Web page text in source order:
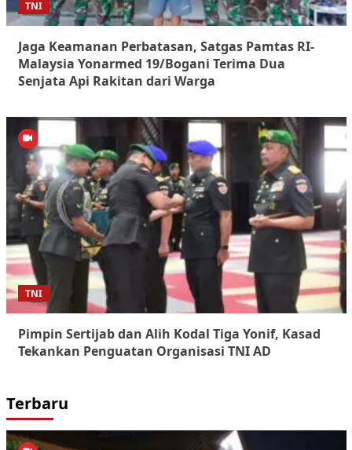
TNI
Jaga Keamanan Perbatasan, Satgas Pamtas RI-
Malaysia Yonarmed 19/Bogani Terima Dua
Senjata Api Rakitan dari Warga
TNI
Pimpin Sertijab dan Alih Kodal Tiga Yonif, Kasad
Tekankan Penguatan Organisasi TNI AD
Terbaru